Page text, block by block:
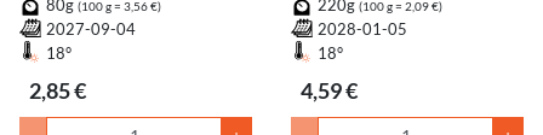
80g (100 g = 3,56 €)
2027-09-04
18°
2,85 €
220g (100 g = 2,09 €)
2028-01-05
18°
4,59 €